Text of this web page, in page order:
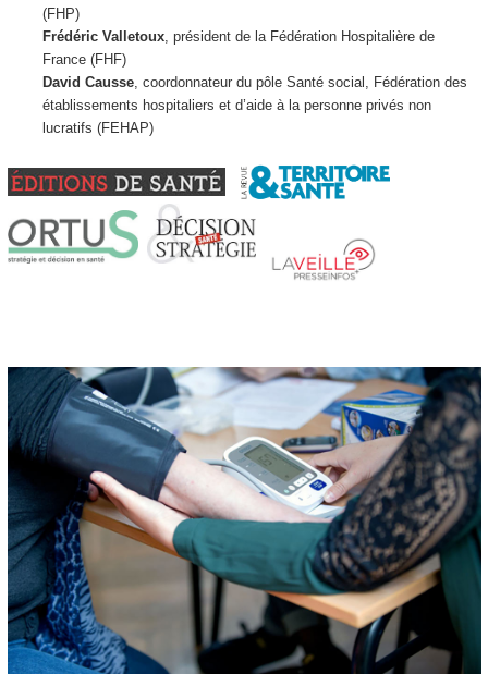
(FHP)
Frédéric Valletoux , président de la Fédération Hospitalière de
France (FHF)
David Causse , coordonnateur du pôle Santé social, Fédération des
établissements hospitaliers et d’aide à la personne privés non
lucratifs (FEHAP)